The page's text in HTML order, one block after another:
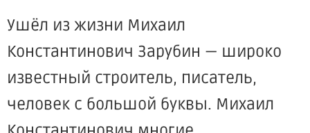
Ушёл из жизни Михаил
Константинович Зарубин — широко
известный строитель, писатель,
человек с большой буквы. Михаил